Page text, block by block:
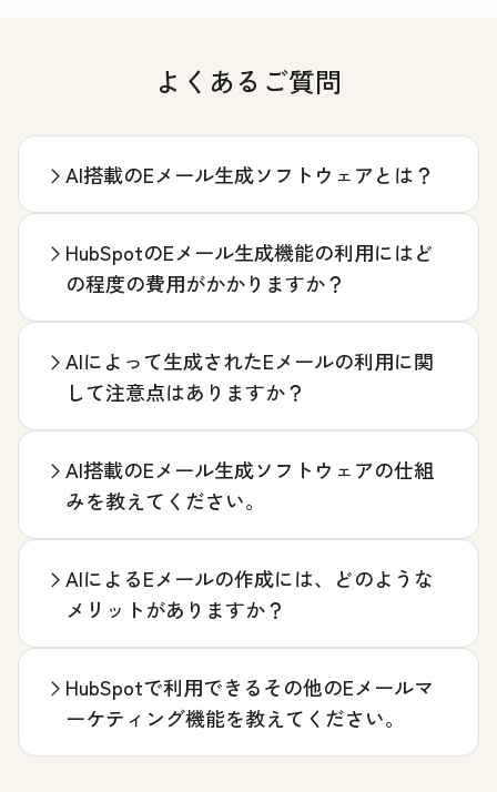
よくあるご質問
AI搭載のEメール生成ソフトウェアとは？
HubSpotのEメール生成機能の利用にはど
の程度の費用がかかりますか？
AIによって生成されたEメールの利用に関
して注意点はありますか？
AI搭載のEメール生成ソフトウェアの仕組
みを教えてください。
AIによるEメールの作成には、どのような
メリットがありますか？
HubSpotで利用できるその他のEメールマ
ーケティング機能を教えてください。